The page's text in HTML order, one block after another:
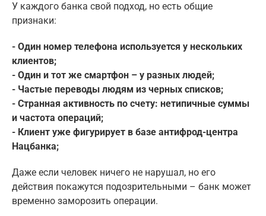
У каждого банка свой подход, но есть общие
признаки:
- Один номер телефона используется у нескольких
клиентов;
- Один и тот же смартфон – у разных людей;
- Частые переводы людям из черных списков;
- Странная активность по счету: нетипичные суммы
и частота операций;
- Клиент уже фигурирует в базе антифрод-центра
Нацбанка;
Даже если человек ничего не нарушал, но его
действия покажутся подозрительными – банк может
временно заморозить операции.